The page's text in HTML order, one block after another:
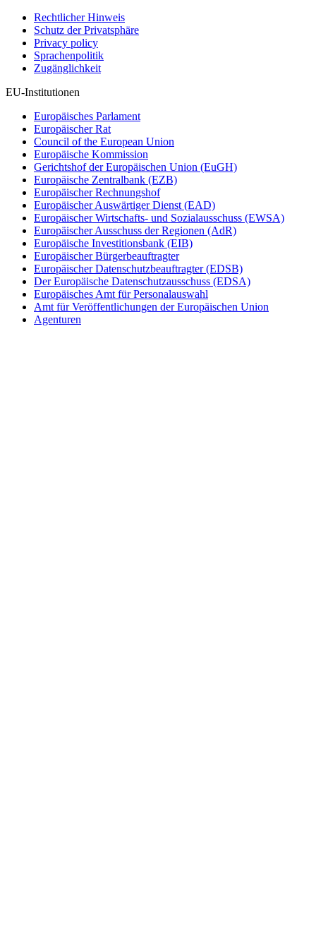
Rechtlicher Hinweis
Schutz der Privatsphäre
Privacy policy
Sprachenpolitik
Zugänglichkeit
EU-Institutionen
Europäisches Parlament
Europäischer Rat
Council of the European Union
Europäische Kommission
Gerichtshof der Europäischen Union (EuGH)
Europäische Zentralbank (EZB)
Europäischer Rechnungshof
Europäischer Auswärtiger Dienst (EAD)
Europäischer Wirtschafts- und Sozialausschuss (EWSA)
Europäischer Ausschuss der Regionen (AdR)
Europäische Investitionsbank (EIB)
Europäischer Bürgerbeauftragter
Europäischer Datenschutzbeauftragter (EDSB)
Der Europäische Datenschutzausschuss (EDSA)
Europäisches Amt für Personalauswahl
Amt für Veröffentlichungen der Europäischen Union
Agenturen